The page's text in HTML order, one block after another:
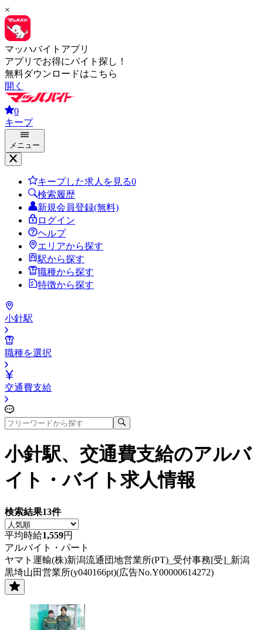
×
マッハバイトアプリ
アプリでお得にバイト探し！
無料ダウンロードはこちら
開く
0
キープ
メニュー
キープした求人を見る0
検索履歴
新規会員登録(無料)
ログイン
ヘルプ
エリアから探す
駅から探す
職種から探す
特徴から探す
小針駅
職種を選択
交通費支給
小針駅、交通費支給のアルバ
イト・バイト求人情報
検索結果13件
平均時給1,559円
アルバイト・パート
ヤマト運輸(株)新潟流通団地営業所(PT)_受付事務[受]_新潟
黒埼山田営業所(y040166pt)(広告No.Y00000614272)